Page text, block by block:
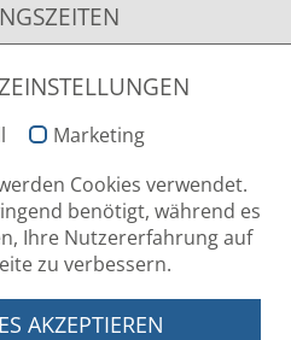
& 13.00 - 15.00 Uhr
ANMELDUNG
BEREICH
Marketing
Cookies verwendet.
benötigt, während es
Ihre Nutzererfahrung auf
zu verbessern.
AKZEPTIEREN